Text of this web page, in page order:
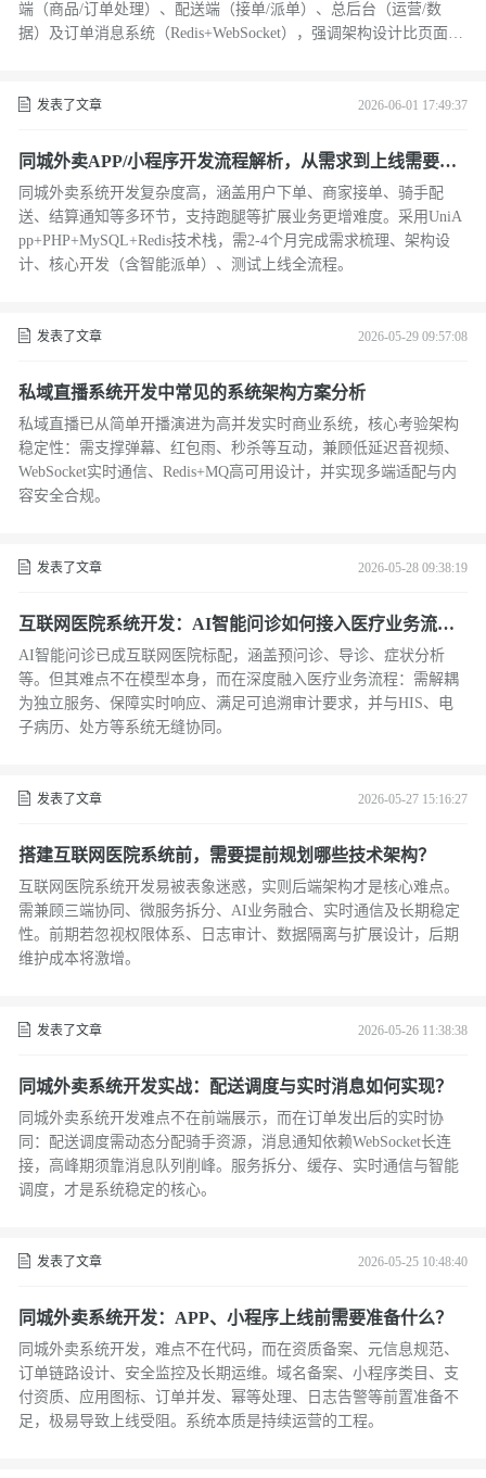
端（商品/订单处理）、配送端（接单/派单）、总后台（运营/数
据）及订单消息系统（Redis+WebSocket），强调架构设计比页面更
发表了文章 2026-06-01 17:49:37
同城外卖APP/小程序开发流程解析，从需求到上线需要多
久
同城外卖系统开发复杂度高，涵盖用户下单、商家接单、骑手配
送、结算通知等多环节，支持跑腿等扩展业务更增难度。采用UniA
pp+PHP+MySQL+Redis技术栈，需2-4个月完成需求梳理、架构设
计、核心开发（含智能派单）、测试上线全流程。
发表了文章 2026-05-29 09:57:08
私域直播系统开发中常见的系统架构方案分析
私域直播已从简单开播演进为高并发实时商业系统，核心考验架构
稳定性：需支撑弹幕、红包雨、秒杀等互动，兼顾低延迟音视频、
WebSocket实时通信、Redis+MQ高可用设计，并实现多端适配与内
容安全合规。
发表了文章 2026-05-28 09:38:19
互联网医院系统开发：AI智能问诊如何接入医疗业务流
程？
AI智能问诊已成互联网医院标配，涵盖预问诊、导诊、症状分析
等。但其难点不在模型本身，而在深度融入医疗业务流程：需解耦
为独立服务、保障实时响应、满足可追溯审计要求，并与HIS、电
子病历、处方等系统无缝协同。
发表了文章 2026-05-27 15:16:27
搭建互联网医院系统前，需要提前规划哪些技术架构？
互联网医院系统开发易被表象迷惑，实则后端架构才是核心难点。
需兼顾三端协同、微服务拆分、AI业务融合、实时通信及长期稳定
性。前期若忽视权限体系、日志审计、数据隔离与扩展设计，后期
维护成本将激增。
发表了文章 2026-05-26 11:38:38
同城外卖系统开发实战：配送调度与实时消息如何实现？
同城外卖系统开发难点不在前端展示，而在订单发出后的实时协
同：配送调度需动态分配骑手资源，消息通知依赖WebSocket长连
接，高峰期须靠消息队列削峰。服务拆分、缓存、实时通信与智能
调度，才是系统稳定的核心。
发表了文章 2026-05-25 10:48:40
同城外卖系统开发：APP、小程序上线前需要准备什么？
同城外卖系统开发，难点不在代码，而在资质备案、元信息规范、
订单链路设计、安全监控及长期运维。域名备案、小程序类目、支
付资质、应用图标、订单并发、幂等处理、日志告警等前置准备不
足，极易导致上线受阻。系统本质是持续运营的工程。